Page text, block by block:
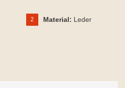
2 Material: Leder